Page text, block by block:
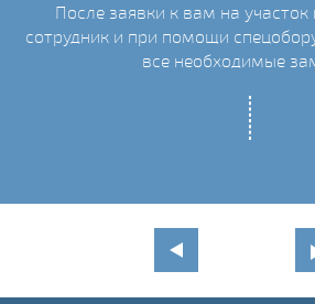
После заявки к вам на
сотрудник и при помощи
все необходимые